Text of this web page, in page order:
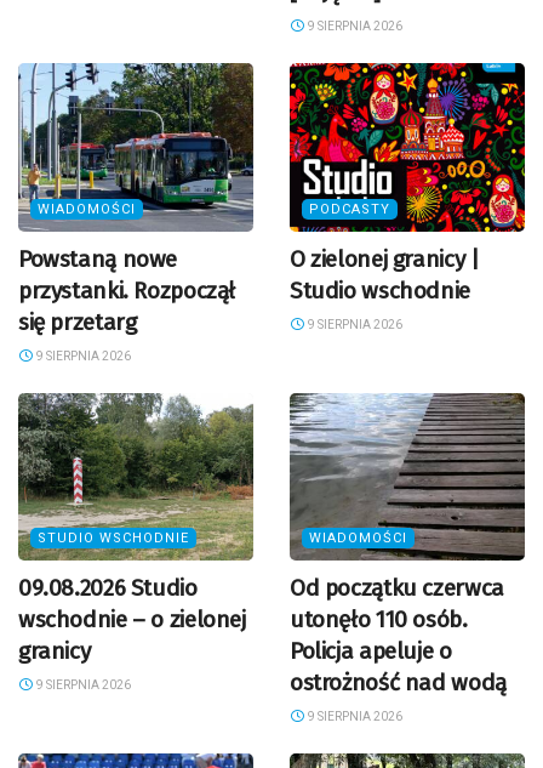
9 SIERPNIA 2026
WIADOMOŚCI
Powstaną nowe
przystanki. Rozpoczął
się przetarg
9 SIERPNIA 2026
PODCASTY
O zielonej granicy |
Studio wschodnie
9 SIERPNIA 2026
STUDIO WSCHODNIE
09.08.2026 Studio
wschodnie – o zielonej
granicy
9 SIERPNIA 2026
WIADOMOŚCI
Od początku czerwca
utonęło 110 osób.
Policja apeluje o
ostrożność nad wodą
9 SIERPNIA 2026